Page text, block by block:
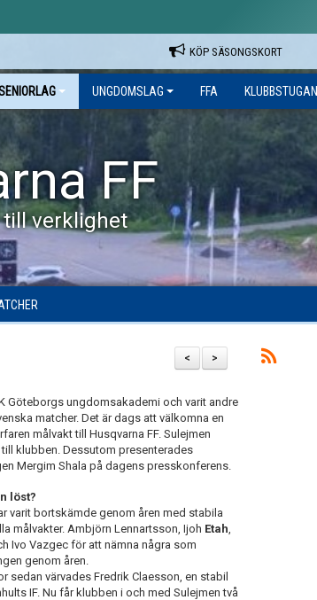
KÖP SÄSONGSKORT
UNGDOMSLAG FFA KLUBBSTUGAN
FF
verklighet
>
<
Göteborgs ungdomsakademi och varit andre
matcher. Det är dags att välkomna en
målvakt till Husqvarna FF. Sulejmen
klubben. Dessutom presenterades
Mergim Shala på dagens presskonferens.
löst?
varit bortskämde genom åren med stabila
målvakter. Ambjörn Lennartsson, Ijoh Etah,
Ivo Vazgec för att nämna några som
genom åren.
sedan värvades Fredrik Claesson, en stabil
IF. Nu får klubben i och med Sulejmen två